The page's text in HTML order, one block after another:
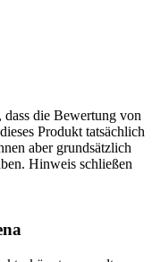
die Bewertung von
Produkt tatsächlich
aber grundsätzlich
Hinweis schließen